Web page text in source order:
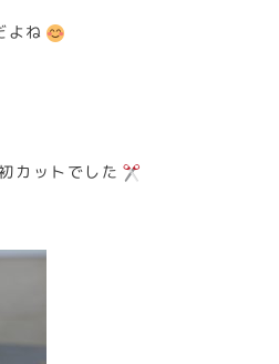
よね
カットでした